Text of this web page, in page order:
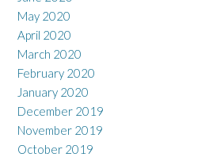
May 2020
April 2020
March 2020
February 2020
January 2020
December 2019
November 2019
October 2019